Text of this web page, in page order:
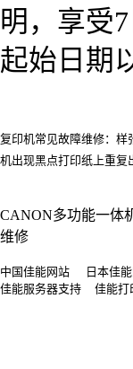
明，享受
起始日期
复印机常见故障维修：样
机出现黑点打印纸上重复
CANON多功能一体
维修
中国佳能网站 日本佳
佳能服务器支持 佳能打